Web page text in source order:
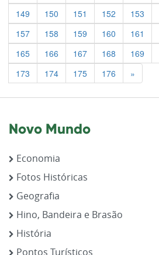
149
150 151 152 153
157
158 159 160 161
165
166 167 168 169
173
174 175 176 »
Novo Mundo
Economia
Fotos Históricas
Geografia
Hino, Bandeira e Brasão
História
Pontos Turísticos